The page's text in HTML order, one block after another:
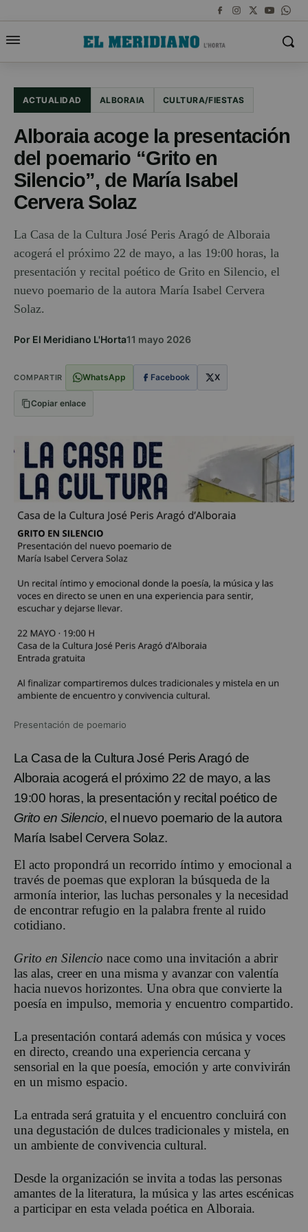
ACTUALIDAD ALBORAIA CULTURA/FIESTAS
Alboraia acoge la presentación
del poemario “Grito en
Silencio”, de María Isabel
Cervera Solaz
La Casa de la Cultura José Peris Aragó de Alboraia
acogerá el próximo 22 de mayo, a las 19:00 horas, la
presentación y recital poético de Grito en Silencio, el
nuevo poemario de la autora María Isabel Cervera
Solaz.
Por El Meridiano L'Horta11 mayo 2026
COMPARTIR WhatsApp Facebook X
Copiar enlace
Presentación de poemario
La Casa de la Cultura José Peris Aragó de
Alboraia acogerá el próximo 22 de mayo, a las
19:00 horas, la presentación y recital poético de
Grito en Silencio, el nuevo poemario de la autora
María Isabel Cervera Solaz.
El acto propondrá un recorrido íntimo y emocional a
través de poemas que exploran la búsqueda de la
armonía interior, las luchas personales y la necesidad
de encontrar refugio en la palabra frente al ruido
cotidiano.
Grito en Silencio nace como una invitación a abrir
las alas, creer en una misma y avanzar con valentía
hacia nuevos horizontes. Una obra que convierte la
poesía en impulso, memoria y encuentro compartido.
La presentación contará además con música y voces
en directo, creando una experiencia cercana y
sensorial en la que poesía, emoción y arte convivirán
en un mismo espacio.
La entrada será gratuita y el encuentro concluirá con
una degustación de dulces tradicionales y mistela, en
un ambiente de convivencia cultural.
Desde la organización se invita a todas las personas
amantes de la literatura, la música y las artes escénicas
a participar en esta velada poética en Alboraia.